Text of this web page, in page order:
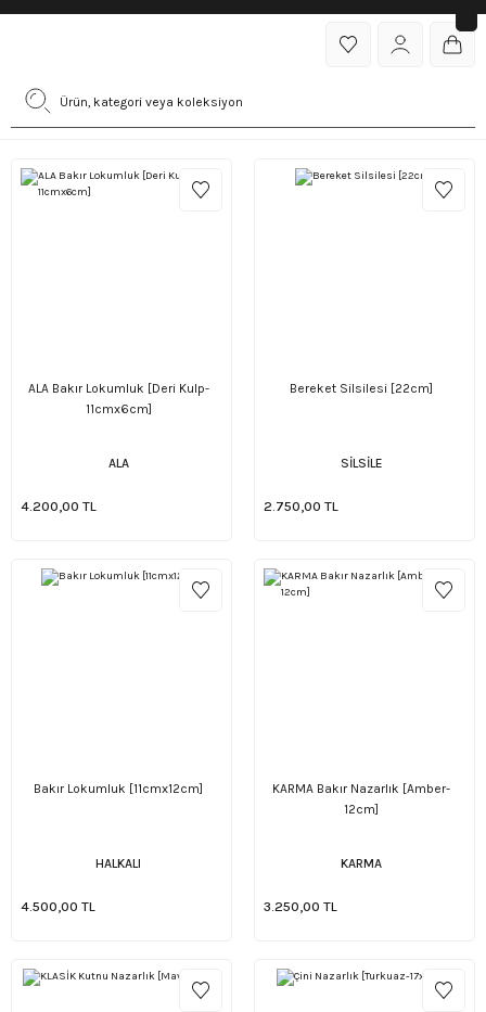
ALA Bakır Lokumluk [Deri Kulp-
11cmx6cm]
ALA
4.200,00 TL
Bereket Silsilesi [22cm]
SİLSİLE
2.750,00 TL
Bakır Lokumluk [11cmx12cm]
HALKALI
4.500,00 TL
KARMA Bakır Nazarlık [Amber-
12cm]
KARMA
3.250,00 TL